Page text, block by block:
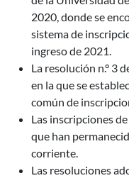
2020, donde se
sistema de
ingreso de 2021.
La resolución n.° 3
en la que se
común de
Las inscripciones
que han
corriente.
Las resoluciones